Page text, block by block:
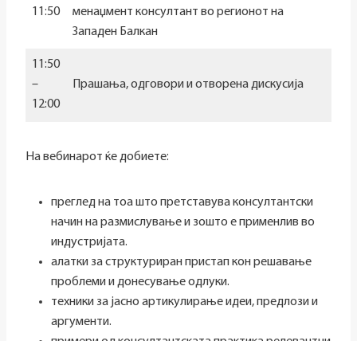
11:50
менаџмент консултант во регионот на
Западен Балкан
11:50
–
12:00
Прашања, одговори и отворена дискусија
На вебинарот ќе добиете:
преглед на тоа што претставува консултантски
начин на размислување и зошто е применлив во
индустријата.
алатки за структуриран пристап кон решавање
проблеми и донесување одлуки.
техники за јасно артикулирање идеи, предлози и
аргументи.